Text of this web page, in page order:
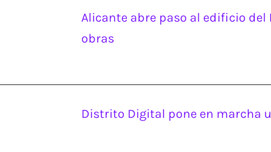
Alicante abre paso al edificio
obras
Distrito Digital pone en marcha